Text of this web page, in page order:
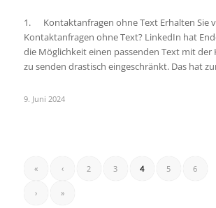
1. Kontaktanfragen ohne Text Erhalten Sie
Kontaktanfragen ohne Text? LinkedIn hat
die Möglichkeit einen passenden Text mit der
zu senden drastisch eingeschränkt. Das hat
9. Juni 2024
« ‹ 2 3 4 5 6
› »